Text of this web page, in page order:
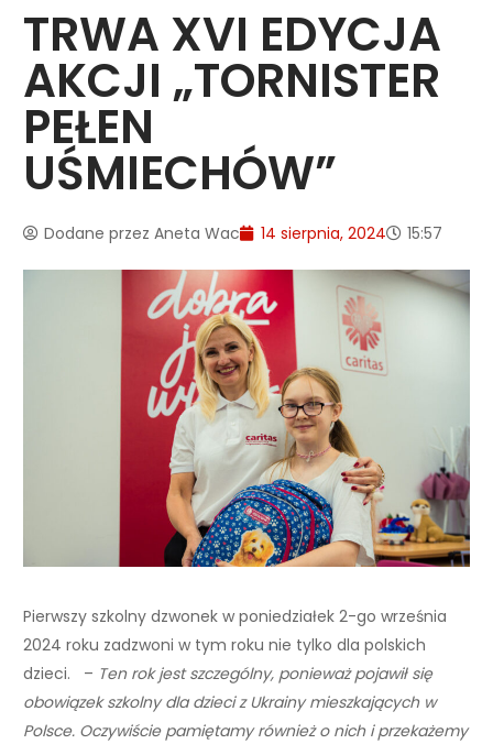
TRWA XVI EDYCJA
AKCJI „TORNISTER
PEŁEN
UŚMIECHÓW”
Dodane przez Aneta Wac 14 sierpnia, 2024 15:57
Pierwszy szkolny dzwonek w poniedziałek 2-go września
2024 roku zadzwoni w tym roku nie tylko dla polskich
dzieci. – Ten rok jest szczególny, ponieważ pojawił się
obowiązek szkolny dla dzieci z Ukrainy mieszkających w
Polsce. Oczywiście pamiętamy również o nich i przekażemy